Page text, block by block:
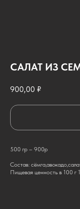
САЛАТ ИЗ
900,00 ₽
500 гр – 900р
Состав:
Пищевая ценность в 100 г